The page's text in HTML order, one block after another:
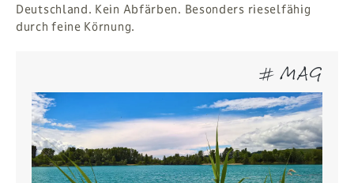
Deutschland. Kein Abfärben. Besonders rieselfähig
durch feine Körnung.
# MAG